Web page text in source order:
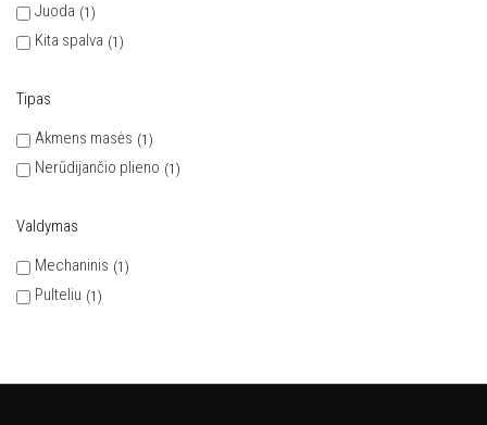
Juoda
1
Kita spalva 1
Tipas
Akmens masės
1
Nerūdijančio plieno 1
Valdymas
Mechaninis
1
Pulteliu 1